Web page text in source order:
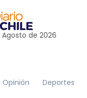
Agosto de 2026
Opinión Deportes